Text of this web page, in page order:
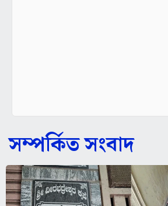
সম্পর্কিত সংবাদ